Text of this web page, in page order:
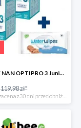
NESTLE NAN OPTIPRO 3 Junior + Waterwipes Chusteczki nawilżane gratis
119.98 zł*